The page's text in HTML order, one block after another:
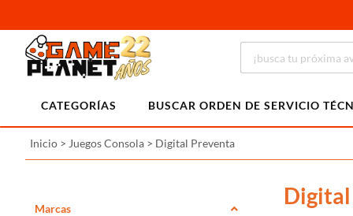
CATEGORÍAS BUSCAR ORDEN DE SERVICIO
Inicio > Juegos Consola > Digital Preventa
Marcas